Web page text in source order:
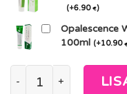
(+6.90€)
Opalescence
100ml (+10.90